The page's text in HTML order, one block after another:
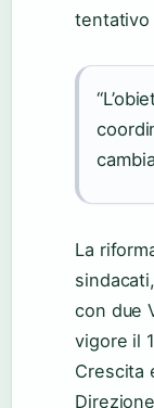
tentativo
La
con due
vigore il
Crescita